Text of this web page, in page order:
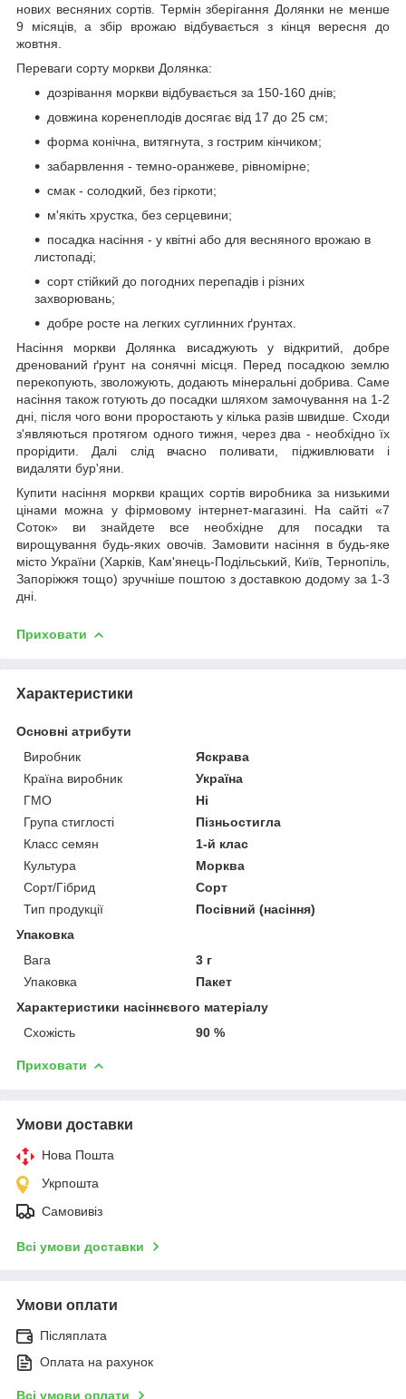
нових весняних сортів. Термін зберігання Долянки не менше
9 місяців, а збір врожаю відбувається з кінця вересня до
жовтня.
Переваги сорту моркви Долянка:
дозрівання моркви відбувається за 150-160 днів;
довжина коренеплодів досягає від 17 до 25 см;
форма конічна, витягнута, з гострим кінчиком;
забарвлення - темно-оранжеве, рівномірне;
смак - солодкий, без гіркоти;
м'якіть хрустка, без серцевини;
посадка насіння - у квітні або для весняного врожаю в
листопаді;
сорт стійкий до погодних перепадів і різних
захворювань;
добре росте на легких суглинних ґрунтах.
Насіння моркви Долянка висаджують у відкритий, добре
дренований ґрунт на сонячні місця. Перед посадкою землю
перекопують, зволожують, додають мінеральні добрива. Саме
насіння також готують до посадки шляхом замочування на 1-2
дні, після чого вони проростають у кілька разів швидше. Сходи
з'являються протягом одного тижня, через два - необхідно їх
прорідити. Далі слід вчасно поливати, підживлювати і
видаляти бур'яни.
Купити насіння моркви кращих сортів виробника за низькими
цінами можна у фірмовому інтернет-магазині. На сайті «7
Соток» ви знайдете все необхідне для посадки та
вирощування будь-яких овочів. Замовити насіння в будь-яке
місто України (Харків, Кам'янець-Подільський, Київ, Тернопіль,
Запоріжжя тощо) зручніше поштою з доставкою додому за 1-3
дні.
Приховати
Характеристики
Основні атрибути
Виробник
Яскрава
Країна виробник
Україна
ГМО
Ні
Група стиглості
Пізньостигла
Класс семян
1-й клас
Культура
Морква
Сорт/Гібрид
Сорт
Тип продукції
Посівний (насіння)
Упаковка
Вага
3 г
Упаковка
Пакет
Характеристики насіннєвого матеріалу
Схожість
90 %
Приховати
Умови доставки
Нова Пошта
Укрпошта
Самовивіз
Всі умови доставки
Умови оплати
Післяплата
Оплата на рахунок
Всі умови оплати